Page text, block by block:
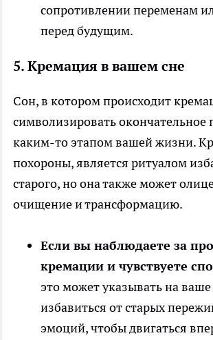
сопротивлении переменам
перед будущим.
5.Кремация в вашем сне
Сон, в котором происходит
символизировать окончательное
каким-то этапом вашей жизни.
похороны, является ритуалом
старого, но она также может
очищение и трансформацию.
Если вы наблюдаете за
кремации и чувствуете
это может указывать на
избавиться от старых
эмоций, чтобы двигаться